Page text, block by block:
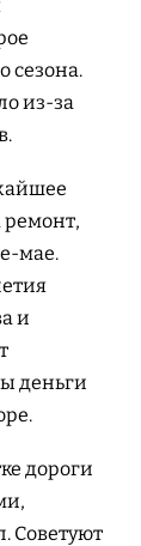
сезона.
из-за
ремонт,
мае.
и
деньги
дороги
Советуют